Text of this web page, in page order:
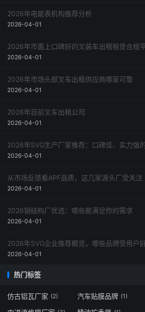
2026年电能表机构推荐分析
2026-04-01
2026年市面上口碑好的叉装车出租租赁合规
2026-04-01
2026年市场头部叉车出租供应商哪家可靠
2026-04-01
2026年目前叉车出租公司
2026-04-01
2026年SVG生产厂家推荐：口碑佳、实力强
2026-04-01
从市场反馈看APF品质，这几家源头厂受关注
2026-04-01
2026钢结构厂优选：哪些能满足你的需求
2026-04-01
2026年SVG企业推荐概览，哪些品牌受用户好
2026-04-01
热门标签
仿古铝瓦厂家 (2) 汽车贴膜品牌 (1)